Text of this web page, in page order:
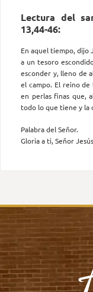
Lectura del
13,44-46:
En aquel tiempo, dijo
a un tesoro
esconder y, lleno de
el campo. El reino
en perlas finas que,
todo lo que tiene y la
Palabra del Señor.
Gloria a ti, Señor